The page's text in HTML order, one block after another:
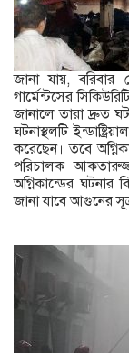
জানা যায়,
গার্মেন্টসের
জানালে তারা দ্রুত
ঘটনাস্থলটি
করেছেন। তবে
পরিচালক
অগ্নিকান্ডের
জানা যাবে